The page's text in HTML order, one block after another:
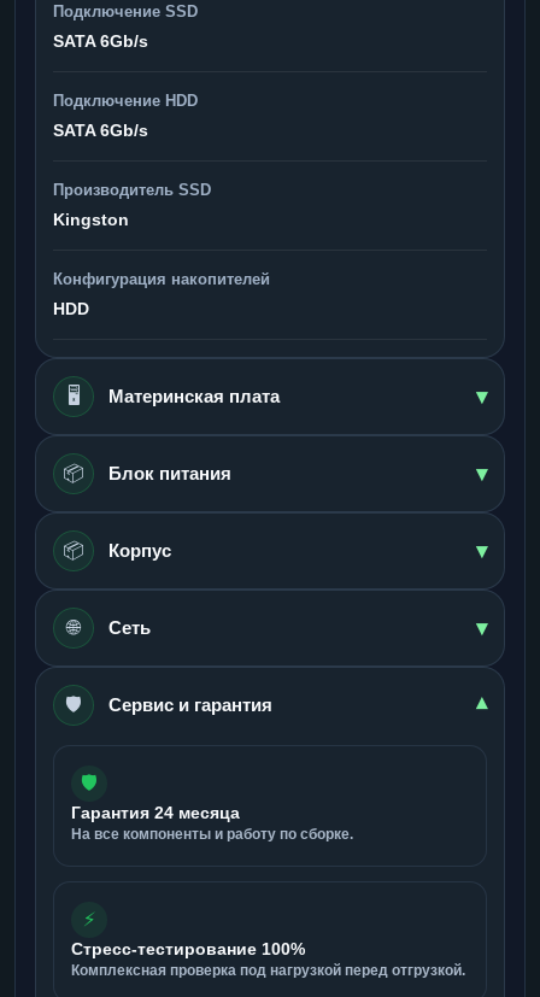
Подключение SSD
SATA 6Gb/s
Подключение HDD
SATA 6Gb/s
Производитель SSD
Kingston
Конфигурация накопителей
HDD
🖥️ Материнская плата ▾
📦 Блок питания ▾
📦 Корпус ▾
🌐 Сеть ▾
🛡️ Сервис и гарантия ▾
🛡️
Гарантия 24 месяца
На все компоненты и работу по сборке.
⚡
Стресс-тестирование 100%
Комплексная проверка под нагрузкой перед отгрузкой.